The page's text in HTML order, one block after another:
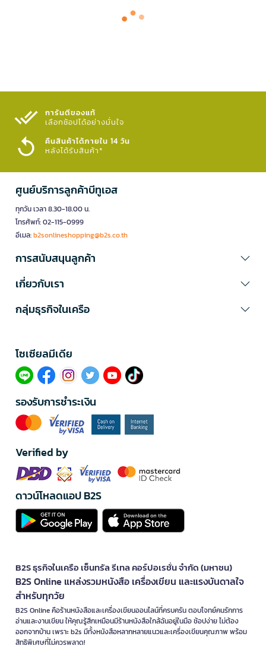
การันตีของแท้
เลือกช้อปได้อย่างมั่นใจ​
คืนสินค้าได้ภายใน 14 วัน
หลังได้รับสินค้า*
ศูนย์บริการลูกค้าบีทูเอส
ทุกวัน เวลา 8.30-18.00 น.
โทรศัพท์: 02-115-0999
อีเมล:b2sonlineshopping@b2s.co.th
การสนับสนุนลูกค้า
เกี่ยวกับเรา
กลุ่มธุรกิจในเครือ
โซเซียลมีเดีย​
รองรับการชำระเงิน
Verified by
ดาวน์โหลดแอป B2S
B2S ธุรกิจในเครือ เซ็นทรัล รีเทล คอร์ปอเรชั่น จำกัด (มหาชน)
B2S Online แหล่งรวมหนังสือ เครื่องเขียน และแรงบันดาลใจ
สำหรับทุกวัย
B2S Online คือร้านหนังสือและเครื่องเขียนออนไลน์ที่ครบครัน ตอบโจทย์คนรักการ
อ่านและงานเขียน ให้คุณรู้สึกเหมือนมีร้านหนังสือใกล้ฉันอยู่ในมือ ช้อปง่าย ไม่ต้อง
ออกจากบ้าน เพราะ b2s มีทั้งหนังสือหลากหลายแนวและเครื่องเขียนคุณภาพ พร้อม
สิทธิพิเศษที่ไม่ควรพลาด!